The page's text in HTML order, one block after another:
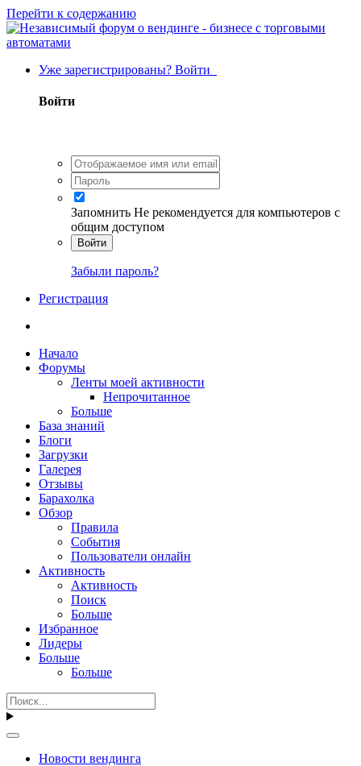
Перейти к содержанию
Уже зарегистрированы? Войти
Войти
Запомнить Не рекомендуется для компьютеров с
общим доступом
Войти
Забыли пароль?
Регистрация
Начало
Форумы
Ленты моей активности
Непрочитанное
Больше
База знаний
Блоги
Загрузки
Галерея
Отзывы
Барахолка
Обзор
Правила
События
Пользователи онлайн
Активность
Активность
Поиск
Больше
Избранное
Лидеры
Больше
Больше
Новости вендинга